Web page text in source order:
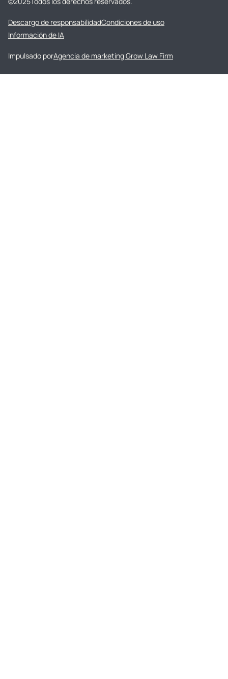
Descargo de responsabilidadCondiciones de uso
Información de IA
Impulsado porAgencia de marketing Grow Law Firm